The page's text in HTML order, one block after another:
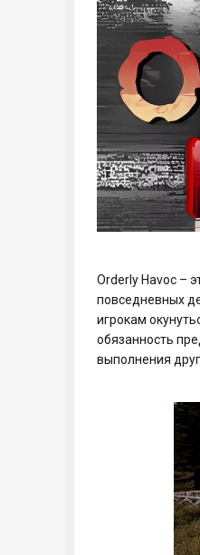
Orderly Havoc –
повседневных
игрокам
обязанность
выполнения